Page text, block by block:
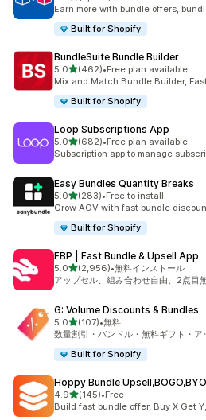
Earn more with bundle offers,
Built for Shopify
BundleSuite Bundle Builder
5.05つ星中
(462)
合計レビュー数：462件
•Free plan available
Mix and Match Bundle Builder,
Built for Shopify
Loop Subscriptions App
5.05つ星中
(682)
合計レビュー数：682件
•Free plan available
Subscription app to manage
Easy Bundles Quantity Breaks
5.05つ星中
(283)
合計レビュー数：283件
•Free to install
Grow AOV with fast bundle
Built for Shopify
FBP | Fast Bundle & Upsell App
5.05つ星中
(2,956)
合計レビュー数：2956件
•無料インストール
アップセル、組み合わせ自由、2点目
G: Volume Discounts & Bundles
5.05つ星中
(107)
合計レビュー数：107件
•無料
数量割引・バンドル・無料ギフト・
Built for Shopify
Hoppy Bundle
4.95つ星中
(145)
合計レビュー数：145件
•Free
Build fast bundle offer, Buy X Get